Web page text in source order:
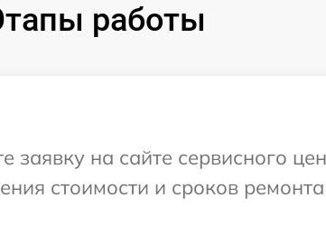
работы
заявку на сайте сервисного
стоимости и сроков